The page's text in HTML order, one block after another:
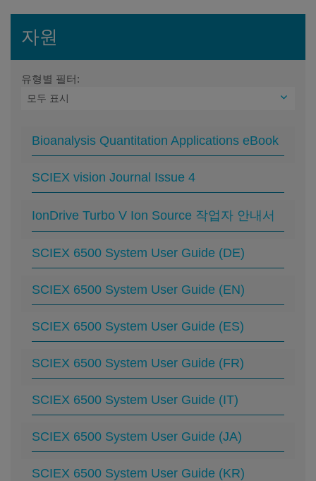
자원
유형별 필터:
Bioanalysis Quantitation Applications eBook
SCIEX vision Journal Issue 4
IonDrive Turbo V Ion Source 작업자 안내서
SCIEX 6500 System User Guide (DE)
SCIEX 6500 System User Guide (EN)
SCIEX 6500 System User Guide (ES)
SCIEX 6500 System User Guide (FR)
SCIEX 6500 System User Guide (IT)
SCIEX 6500 System User Guide (JA)
SCIEX 6500 System User Guide (KR)